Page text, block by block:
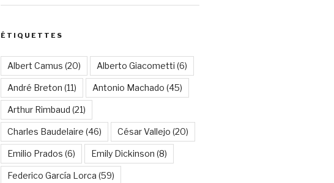
ÉTIQUETTES
Albert Camus (20) Alberto Giacometti (6)
André Breton (11) Antonio Machado (45)
Arthur Rimbaud (21)
Charles Baudelaire (46) César Vallejo (20)
Emilio Prados (6) Emily Dickinson (8)
Federico García Lorca (59)